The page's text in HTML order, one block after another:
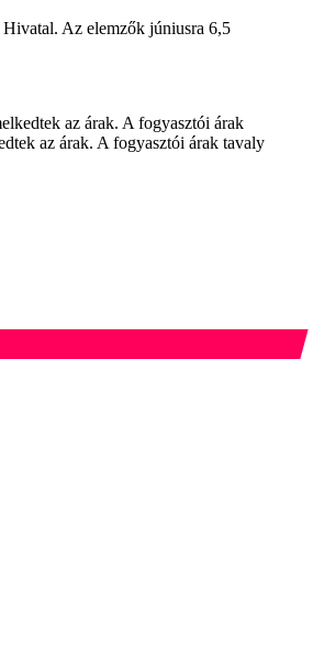
Az elemzők júniusra 6,5
az árak. A fogyasztói árak
az árak. A fogyasztói árak tavaly